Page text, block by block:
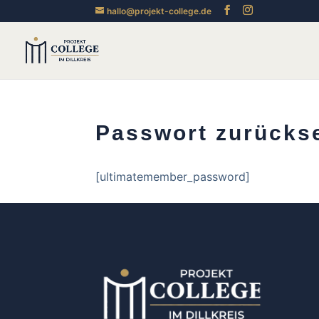
hallo@projekt-college.de
Passwort
[ultimatemember_password]